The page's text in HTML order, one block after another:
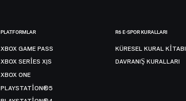
PLATFORMLAR
XBOX GAME PASS
XBOX SERIES X|S
XBOX ONE
PLAYSTATION®5
R6 E-SPOR KURALLARI
KÜRESEL KURAL KITABI
DAVRANIŞ KURALLARI